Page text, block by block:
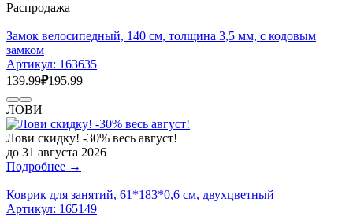
Распродажа
Замок велосипедный, 140 см, толщина 3,5 мм, с кодовым
замком
Артикул: 163635
139.99₽195.99
ЛОВИ
Лови скидку! -30% весь август!
до 31 августа 2026
Подробнее →
Коврик для занятий, 61*183*0,6 см, двухцветный
Артикул: 165149